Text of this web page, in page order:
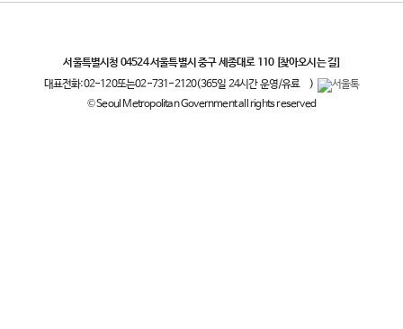
서울특별시청 04524 서울특별시 중구 세종대로 110 [찾아오시는 길]
대표전화:02-120또는02-731-2120(365일 24시간 운영/유료
)
© Seoul Metropolitan Government all rights reserved